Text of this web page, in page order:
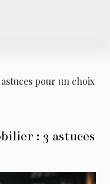
pour un choix
: 3 astuces